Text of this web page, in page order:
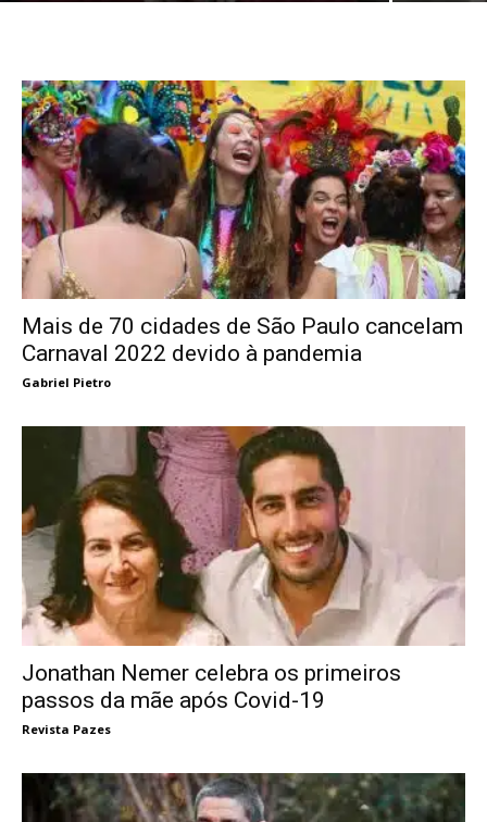
Mais de 70 cidades de São Paulo cancelam
Carnaval 2022 devido à pandemia
Gabriel Pietro
Jonathan Nemer celebra os primeiros
passos da mãe após Covid-19
Revista Pazes